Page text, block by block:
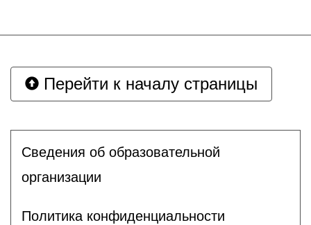
Перейти к началу страницы
Сведения об образовательной
организации
Политика конфиденциальности